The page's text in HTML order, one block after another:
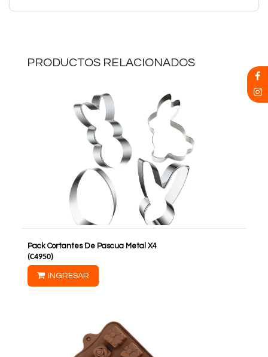
PRODUCTOS RELACIONADOS
Pack Cortantes De Pascua Metal X4
(C4950)
INGRESAR